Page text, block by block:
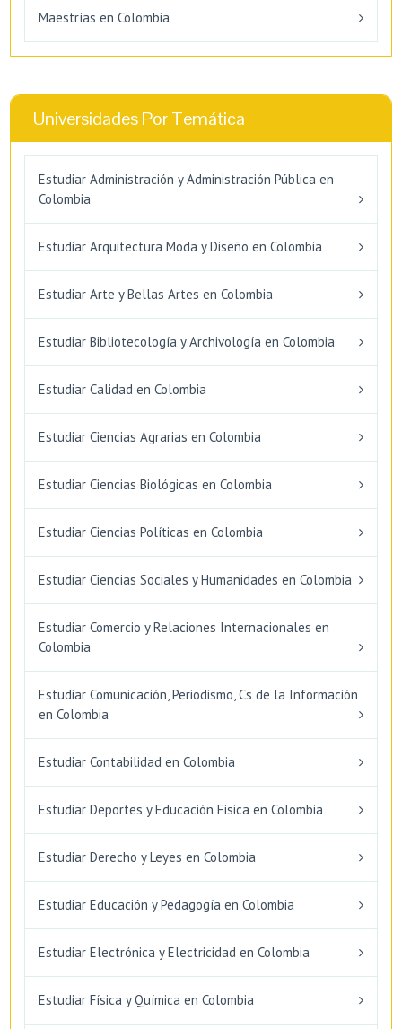
Maestrías en Colombia
Universidades Por Temática
Estudiar Administración y Administración Pública en
Colombia
Estudiar Arquitectura Moda y Diseño en Colombia
Estudiar Arte y Bellas Artes en Colombia
Estudiar Bibliotecología y Archivología en Colombia
Estudiar Calidad en Colombia
Estudiar Ciencias Agrarias en Colombia
Estudiar Ciencias Biológicas en Colombia
Estudiar Ciencias Políticas en Colombia
Estudiar Ciencias Sociales y Humanidades en Colombia
Estudiar Comercio y Relaciones Internacionales en
Colombia
Estudiar Comunicación, Periodismo, Cs de la Información
en Colombia
Estudiar Contabilidad en Colombia
Estudiar Deportes y Educación Física en Colombia
Estudiar Derecho y Leyes en Colombia
Estudiar Educación y Pedagogía en Colombia
Estudiar Electrónica y Electricidad en Colombia
Estudiar Física y Química en Colombia